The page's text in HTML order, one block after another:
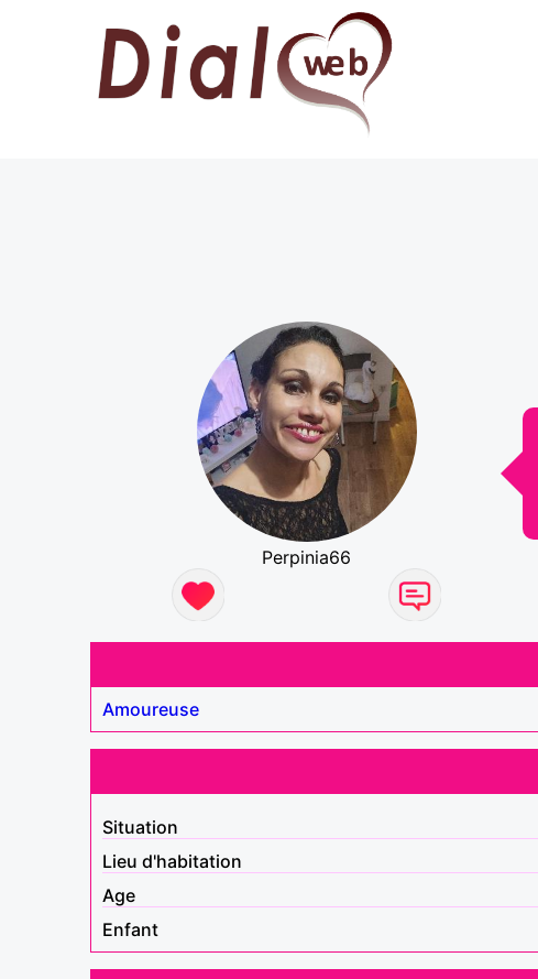
Perpinia66
Amoureuse
Situation
Lieu d'habitation
Age
Enfant